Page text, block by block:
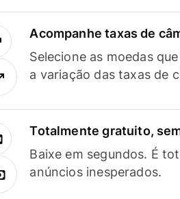
Acompanhe taxas de
Selecione as moedas
a variação das taxas de
Totalmente gratuito,
Baixe em segundos. É
anúncios inesperados.